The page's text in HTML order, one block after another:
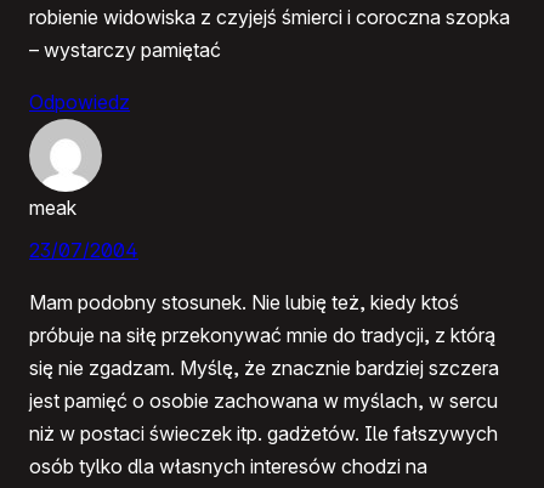
robienie widowiska z czyjejś śmierci i coroczna szopka
– wystarczy pamiętać
Odpowiedz
meak
23/07/2004
Mam podobny stosunek. Nie lubię też, kiedy ktoś
próbuje na siłę przekonywać mnie do tradycji, z którą
się nie zgadzam. Myślę, że znacznie bardziej szczera
jest pamięć o osobie zachowana w myślach, w sercu
niż w postaci świeczek itp. gadżetów. Ile fałszywych
osób tylko dla własnych interesów chodzi na